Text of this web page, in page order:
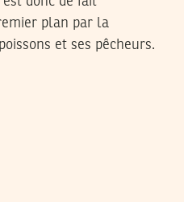
plan par la
et ses pêcheurs.